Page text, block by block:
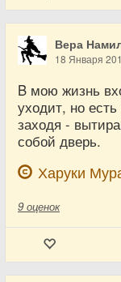
Вера
18 Января
B мою жизнь
уходит, но
заходя -
собой дверь.
Харуки
9 оценок